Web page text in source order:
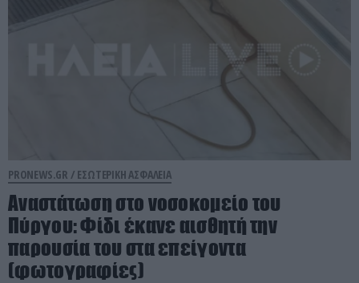
PRONEWS.GR / ΕΣΩΤΕΡΙΚΗ ΑΣΦΑΛΕΙΑ
Αναστάτωση στο νοσοκομείο του
Πύργου: Φίδι έκανε αισθητή την
παρουσία του στα επείγοντα
(φωτογραφίες)